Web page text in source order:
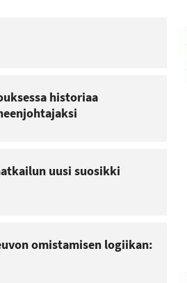
historiaa
uusi suosikki
omistamisen logiikan: